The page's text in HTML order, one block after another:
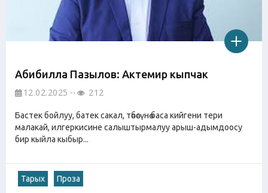
Абибилла Пазылов: Актемир кыпчак
12.02.2025 212
Бастек бойлуу, батек сакал, төбөсүнө баса кийгени тери
малакай, илгеркисине салыштырмалуу арыш-адымдоосу
бир кыйла кыбыр...
Тарых Проза